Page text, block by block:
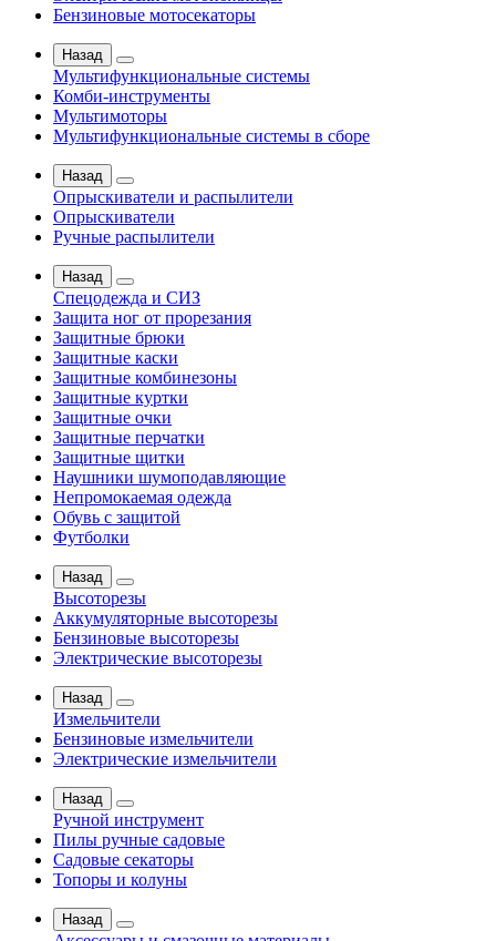
Бензиновые мотосекаторы
Назад
Мультифункциональные системы
Комби-инструменты
Мультимоторы
Мультифункциональные системы в сборе
Назад
Опрыскиватели и распылители
Опрыскиватели
Ручные распылители
Назад
Спецодежда и СИЗ
Защита ног от прорезания
Защитные брюки
Защитные каски
Защитные комбинезоны
Защитные куртки
Защитные очки
Защитные перчатки
Защитные щитки
Наушники шумоподавляющие
Непромокаемая одежда
Обувь с защитой
Футболки
Назад
Высоторезы
Аккумуляторные высоторезы
Бензиновые высоторезы
Электрические высоторезы
Назад
Измельчители
Бензиновые измельчители
Электрические измельчители
Назад
Ручной инструмент
Пилы ручные садовые
Садовые секаторы
Топоры и колуны
Назад